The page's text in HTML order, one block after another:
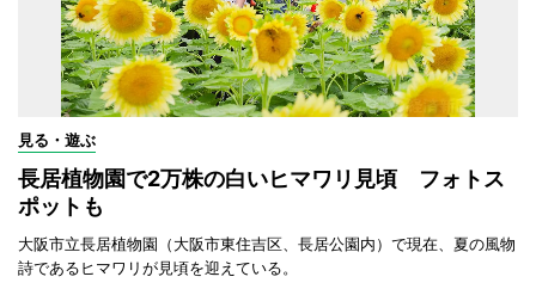
見る・遊ぶ
長居植物園で2万株の白いヒマワリ見頃 フォトス
ポットも
大阪市立長居植物園（大阪市東住吉区、長居公園内）で現在、夏の風物
詩であるヒマワリが見頃を迎えている。